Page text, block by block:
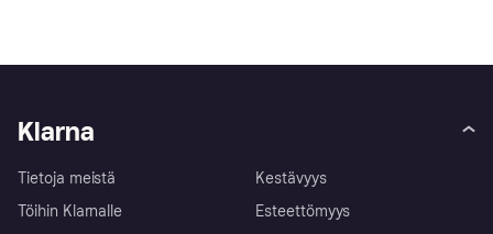
Klarna
Tietoja meistä
Töihin Klarnalle
Kestävyys
Esteettömyys